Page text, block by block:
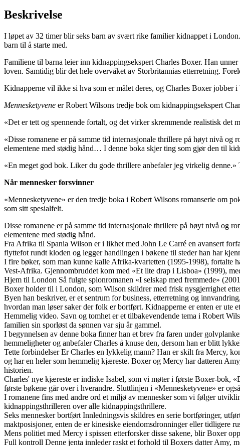
Beskrivelse
I løpet av 32 timer blir seks barn av svært rike familier kidnappet i
barn til å starte med.
Familiene til barna leier inn kidnappingsekspert Charles Boxer. Han
loven. Samtidig blir det hele overvåket av Storbritannias etterretning.
Kidnapperne vil ikke si hva som er målet deres, og Charles Boxer jobber
Mennesketyvene er Robert Wilsons tredje bok om kidnappingsekspert
«Det er tett og spennende fortalt, og det virker skremmende realistisk det
«Disse romanene er på samme tid internasjonale thrillere på høyt nivå
elementene med stødig hånd… I denne boka skjer ting som gjør den til
«En meget god bok. Liker du gode thrillere anbefaler jeg virkelig denne.»
Når mennesker forsvinner
«Mennesketyvene» er den tredje boka i Robert Wilsons romanserie om
som sitt spesialfelt.
Disse romanene er på samme tid internasjonale thrillere på høyt nivå og
elementene med stødig hånd.
Fra Afrika til Spania Wilson er i likhet med John Le Carré en avansert
flyttefot rundt kloden og legger handlingen i bøkene til steder han har
I fire bøker, som man kunne kalle Afrika-kvartetten (1995-1998), fortalte
Vest-Afrika. Gjennombruddet kom med «Et lite drap i Lisboa» (1999),
Hjem til London Så fulgte spionromanen «I selskap med fremmede»
Boxer holder til i London, som Wilson skildrer med frisk nysgjerrighet
Byen han beskriver, er et sentrum for business, etterretning og
hvordan man løser saker der folk er bortført. Kidnapperne er enten er ute
Hemmelig video. Savn og tomhet er et tilbakevendende tema i Robert
familien sin sporløst da sønnen var sju år gammel.
I begynnelsen av denne boka finner han et brev fra faren under
hemmeligheter og anbefaler Charles å knuse den, dersom han er blitt
Tette forbindelser Er Charles en lykkelig mann? Han er skilt fra Mercy,
og har en heler som hemmelig kjæreste. Boxer og Mercy har datteren
historien.
Charles' nye kjæreste er indiske Isabel, som vi møter i første Boxer-bok,
første bøkene går over i hverandre. Sluttlinjen i «Mennesketyvene» er
I romanene fins med andre ord et miljø av mennesker som vi følger
kidnappingsthrilleren over alle kidnappingsthrillere.
Seks mennesker bortført Innledningsvis skildres en serie bortføringer,
maktposisjoner, enten de er kinesiske eiendomsdronninger eller tidligere
Mens politiet med Mercy i spissen etterforsker disse sakene, blir Boxer
Full kontroll Denne jenta innleder raskt et forhold til Boxers datter Amy,